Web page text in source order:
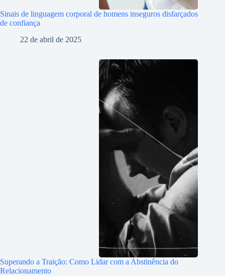
Sinais de linguagem corporal de homens inseguros disfarçados
de confiança
22 de abril de 2025
Superando a Traição: Como Lidar com a Abstinência do
Relacionamento